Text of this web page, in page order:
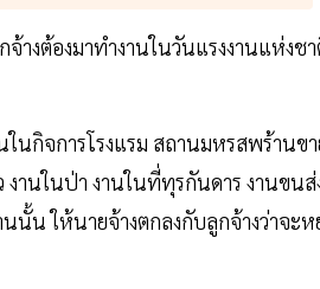
างต้องมาทำงานในวันแรงงานแห่งช
นกิจการโรงแรม สถานมหรสพร้านข
งานในป่า งานในที่ทุรกันดาร งานขนส่
น ให้นายจ้างตกลงกับลูกจ้างว่าจะห